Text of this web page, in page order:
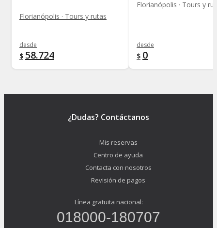
Florianópolis · Tours y rutas
desde
$ 58.724
Florianópolis · Tours y
desde
$ 0
¿Dudas? Contáctanos
Mis reservas
Centro de ayuda
Contacta con nosotros
Revisión de pagos
Línea gratuita nacional:
018000-180707